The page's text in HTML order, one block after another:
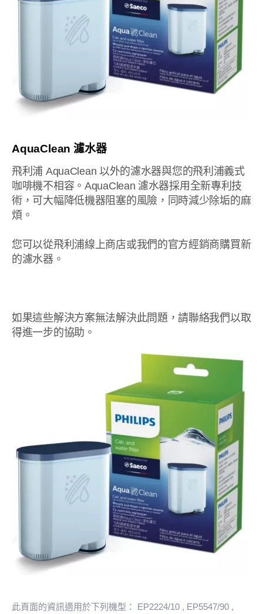
AquaClean 濾水器
飛利浦 AquaClean 以外的濾水器與您的飛利浦義式
咖啡機不相容。AquaClean 濾水器採用全新專利技
術，可大幅降低機器阻塞的風險，同時減少除垢的麻
煩。
您可以從飛利浦線上商店或我們的官方經銷商購買新
的濾水器。
如果這些解決方案無法解決此問題，請聯絡我們以取
得進一步的協助。
此頁面的資訊適用於下列機型： EP2224/10 , EP5547/90 ,